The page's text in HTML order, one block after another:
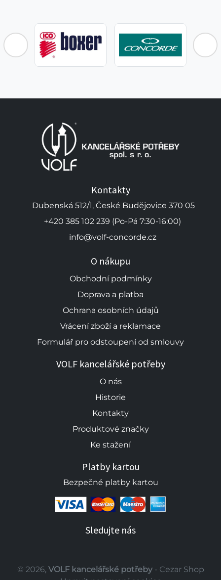
Kontakty
Dubenská 512/1, České Budějovice 370 05
+420 385 102 239 (Po-Pá 7:30-16:00)
info@volf-concorde.cz
O nákupu
Obchodní podmínky
Doprava a platba
Ochrana osobních údajů
Vrácení zboží a reklamace
Formulář pro odstoupení od smlouvy
VOLF kancelářské potřeby
O nás
Historie
Kontakty
Produktové značky
Ke stažení
Platby kartou
Bezpečné platby kartou
Sledujte nás
© 2026, VOLF kancelářské potřeby- Cezar Shop